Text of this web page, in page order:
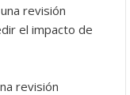
revisión
el impacto de
revisión